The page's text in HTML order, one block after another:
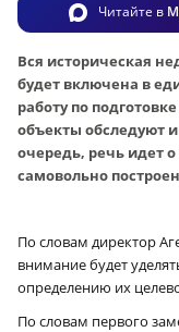
Читайте в
Вся историческая
будет включена в
работу по
объекты обследуют
очередь, речь идет
самовольно
По словам директор
внимание будет
определению их
По словам первого